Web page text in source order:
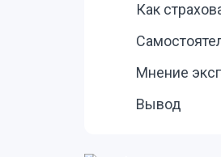
Как
Мнение
Вывод